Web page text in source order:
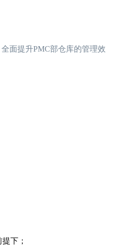
面提升PMC部仓库的管理效
下；